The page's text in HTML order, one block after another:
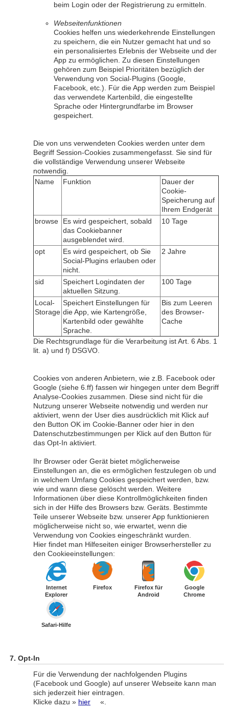
beim Login oder der Registrierung zu ermitteln.
Webseitenfunktionen
Cookies helfen uns wiederkehrende Einstellungen
zu speichern, die ein Nutzer gemacht hat und so
ein personalisiertes Erlebnis der Webseite und der
App zu ermöglichen. Zu diesen Einstellungen
gehören zum Beispiel Prioritäten bezüglich der
Verwendung von Social-Plugins (Google,
Facebook, etc.). Für die App werden zum Beispiel
das verwendete Kartenbild, die eingestellte
Sprache oder Hintergrundfarbe im Browser
gespeichert.
Die von uns verwendeten Cookies werden unter dem
Begriff Session-Cookies zusammengefasst. Sie sind für
die vollständige Verwendung unserer Webseite
notwendig.
Name
Funktion
Dauer der
Cookie-
Speicherung auf
Ihrem Endgerät
browse
Es wird gespeichert, sobald
das Cookiebanner
ausgeblendet wird.
10 Tage
opt
Es wird gespeichert, ob Sie
Social-Plugins erlauben oder
nicht.
2 Jahre
sid
Speichert Logindaten der
aktuellen Sitzung.
100 Tage
Local-
Storage
Speichert Einstellungen für
die App, wie Kartengröße,
Kartenbild oder gewählte
Sprache.
Bis zum Leeren
des Browser-
Cache
Die Rechtsgrundlage für die Verarbeitung ist Art. 6 Abs. 1
lit. a) und f) DSGVO.
Cookies von anderen Anbietern, wie z.B. Facebook oder
Google (siehe 6.ff) fassen wir hingegen unter dem Begriff
Analyse-Cookies zusammen. Diese sind nicht für die
Nutzung unserer Webseite notwendig und werden nur
aktiviert, wenn der User dies ausdrücklich mit Klick auf
den Button OK im Cookie-Banner oder hier in den
Datenschutzbestimmungen per Klick auf den Button für
das Opt-In aktiviert.
Ihr Browser oder Gerät bietet möglicherweise
Einstellungen an, die es ermöglichen festzulegen ob und
in welchem Umfang Cookies gespeichert werden, bzw.
wie und wann diese gelöscht werden. Weitere
Informationen über diese Kontrollmöglichkeiten finden
sich in der Hilfe des Browsers bzw. Geräts. Bestimmte
Teile unserer Webseite bzw. unserer App funktionieren
möglicherweise nicht so, wie erwartet, wenn die
Verwendung von Cookies eingeschränkt wurden.
Hier findet man Hilfeseiten einiger Browserhersteller zu
den Cookieeinstellungen:
Internet
Explorer
Firefox
Firefox für
Android
Google
Chrome
Safari-Hilfe
Opt-In
Für die Verwendung der nachfolgenden Plugins
(Facebook und Google) auf unserer Webseite kann man
sich jederzeit hier eintragen.
Klicke dazu » hier «.